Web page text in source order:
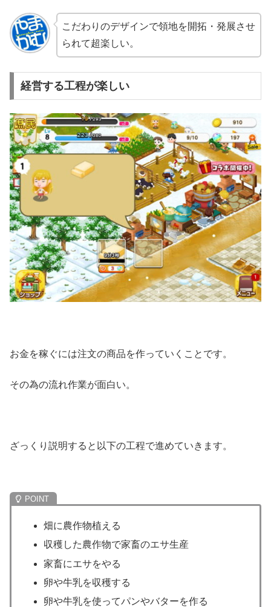
こだわりのデザインで領地を開拓・発展させ
られて超楽しい。
経営する工程が楽しい
お金を稼ぐには注文の商品を作っていくことです。
その為の流れ作業が面白い。
ざっくり説明すると以下の工程で進めていきます。
畑に農作物植える
収穫した農作物で家畜のエサ生産
家畜にエサをやる
卵や牛乳を収穫する
卵や牛乳を使ってパンやバターを作る